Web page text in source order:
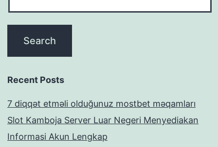
Recent Posts
7 diqqət etməli olduğunuz mostbet məqamları
Slot Kamboja Server Luar Negeri Menyediakan
Informasi Akun Lengkap